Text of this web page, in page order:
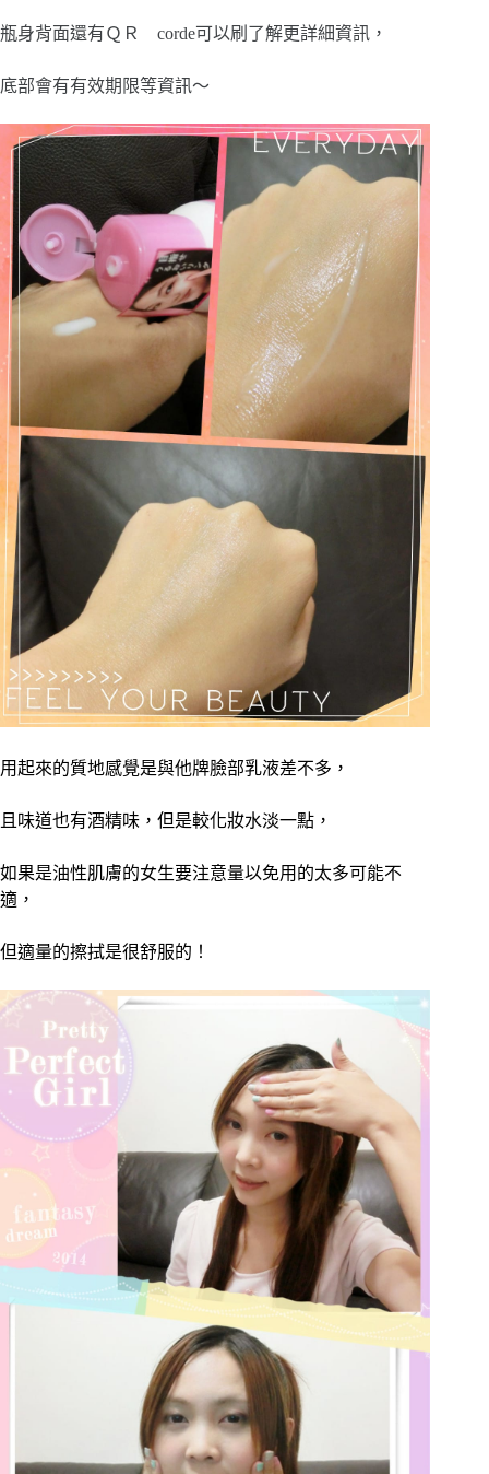
瓶身背面還有ＱＲ corde可以刷了解更詳細資訊，
底部會有有效期限等資訊～
用起來的質地感覺是與他牌臉部乳液差不多，
且味道也有酒精味，但是較化妝水淡一點，
如果是油性肌膚的女生要注意量以免用的太多可能不
適，
但適量的擦拭是很舒服的！